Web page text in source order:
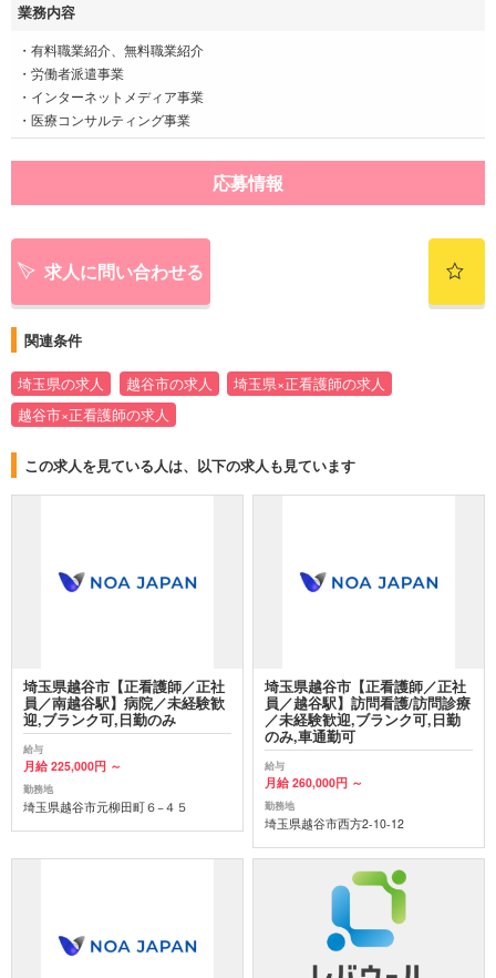
業務内容
・有料職業紹介、無料職業紹介
・労働者派遣事業
・インターネットメディア事業
・医療コンサルティング事業
応募情報
求人に問い合わせる
関連条件
埼玉県の求人 越谷市の求人
埼玉県×正看護師の求人
越谷市×正看護師の求人
この求人を見ている人は、以下の求人も見ています
埼玉県越谷市【正看護師／正社
員／南越谷駅】病院／未経験歓
迎,ブランク可,日勤のみ
給与
月給 225,000円 ～
勤務地
埼玉県越谷市元柳田町６−４５
埼玉県越谷市【正看護師／正社
員／越谷駅】訪問看護/訪問診療
／未経験歓迎,ブランク可,日勤
のみ,車通勤可
給与
月給 260,000円 ～
勤務地
埼玉県越谷市西方2-10-12